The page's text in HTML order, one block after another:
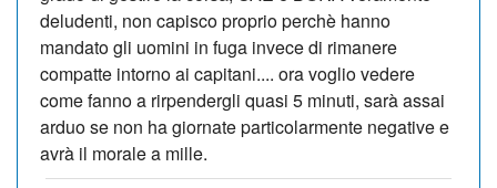
deludenti, non capisco proprio perchè hanno
mandato gli uomini in fuga invece di rimanere
compatte intorno ai capitani.... ora voglio vedere
come fanno a rirpendergli quasi 5 minuti, sarà assai
arduo se non ha giornate particolarmente negative e
avrà il morale a mille.